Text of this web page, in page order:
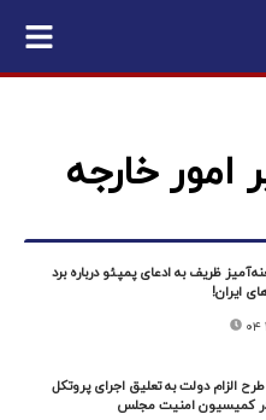
امور خارجه
ظریف به ادعای پمپئو درباره برد
ایران!
الزام دولت به تعلیق اجرای پروتکل
کمیسیون امنیت مجلس